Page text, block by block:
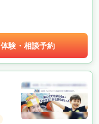
体験・相談予約